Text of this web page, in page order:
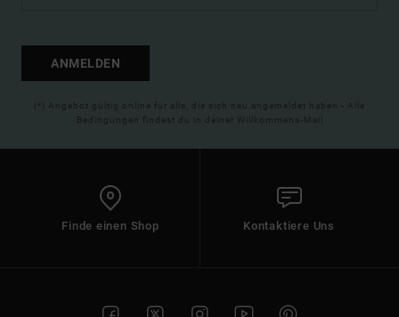
ANMELDEN
(*) Angebot gültig online für alle, die sich neu angemeldet haben - Alle
Bedingungen findest du in deiner Willkommens-Mail
Finde einen Shop Kontaktiere Uns